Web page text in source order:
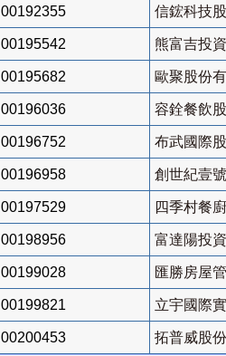
00192355 信鋐科技
00195542 熊富吉投
00195682 歐聚股份
00196036 容銓餐飲
00196752 布武國際
00196958 創世紀壹
00197529 四季村餐
00198956 富達陽投
00199028 匯勝房屋
00199821 立宇國際
00200453 拓普威股